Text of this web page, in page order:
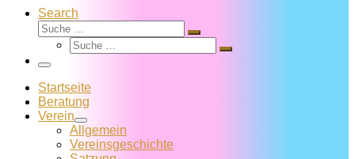
Search
Suche
Suche
Suche
Suche
Menü
Startseite
Beratung
Verein
Allgemein
Vereins­geschichte